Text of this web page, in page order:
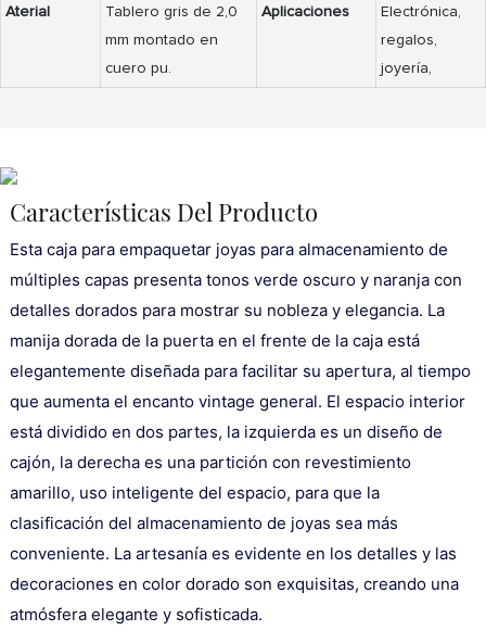
Aterial
Tablero gris de 2,0
mm montado en
cuero pu.
Aplicaciones
Electrónica,
regalos,
joyería,
Características Del Producto
Esta caja para empaquetar joyas para almacenamiento de
múltiples capas presenta tonos verde oscuro y naranja con
detalles dorados para mostrar su nobleza y elegancia. La
manija dorada de la puerta en el frente de la caja está
elegantemente diseñada para facilitar su apertura, al tiempo
que aumenta el encanto vintage general. El espacio interior
está dividido en dos partes, la izquierda es un diseño de
cajón, la derecha es una partición con revestimiento
amarillo, uso inteligente del espacio, para que la
clasificación del almacenamiento de joyas sea más
conveniente. La artesanía es evidente en los detalles y las
decoraciones en color dorado son exquisitas, creando una
atmósfera elegante y sofisticada.